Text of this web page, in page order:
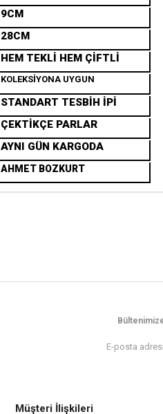
9CM
28CM
HEM TEKLİ HEM ÇİFTLİ
KOLEKSİYONA UYGUN
STANDART TESBİH İPİ
ÇEKTİKÇE PARLAR
AYNI GÜN KARGODA
AHMET BOZKURT
Müşteri İlişkileri